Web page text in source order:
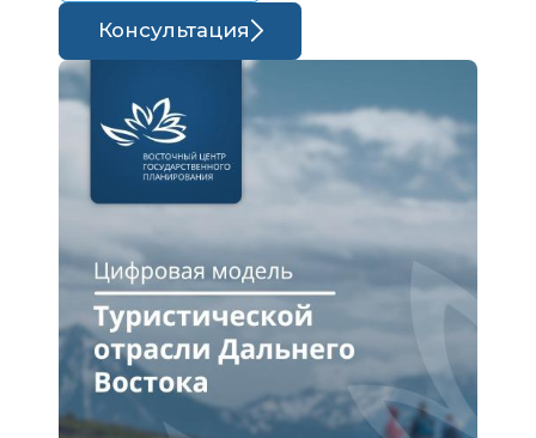
Консультация